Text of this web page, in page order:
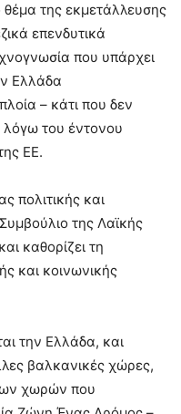
θέμα της εκμετάλλευσης
επενδυτικά
που υπάρχει
Ελλάδα
– κάτι που δεν
λόγω του έντονου
ΕΕ.
πολιτικής και
της Λαϊκής
καθορίζει τη
και κοινωνικής
την Ελλάδα, και
βαλκανικές χώρες,
χωρών που